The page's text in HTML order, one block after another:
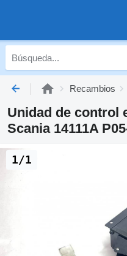
Recambios
Unidad de control
Scania 14111A
1/1